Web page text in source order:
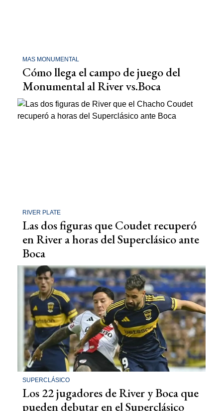
MAS MONUMENTAL
Cómo llega el campo de juego del
Monumental al River vs.Boca
RIVER PLATE
Las dos figuras que Coudet recuperó
en River a horas del Superclásico ante
Boca
SUPERCLÁSICO
Los 22 jugadores de River y Boca que
pueden debutar en el Superclásico